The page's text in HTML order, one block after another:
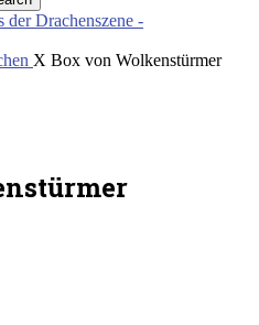
der Drachenszene -
X Box von Wolkenstürmer